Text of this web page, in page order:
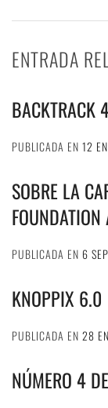
ENTRADA
BACKTRACK
PUBLICADA EN 12
SOBRE LA
PUBLICADA EN 6
KNOPPIX 6.0
PUBLICADA EN 28
NÚMERO 4